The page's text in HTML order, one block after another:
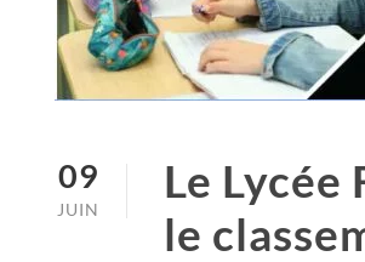
09
JUIN
Le Lycée
le